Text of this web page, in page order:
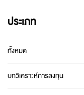
ประเภท
ทั้งหมด
บทวิเคราะห์การลงทุน